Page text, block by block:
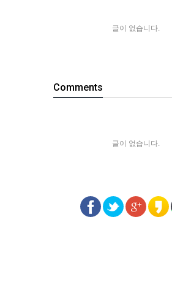
글이 없습니다.
Comments
글이 없습니다.